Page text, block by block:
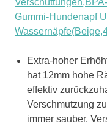
Gummi-Hundenapf
Extra-hoher
hat 12mm hohe
effektiv
Verschmutzung
immer sauber.